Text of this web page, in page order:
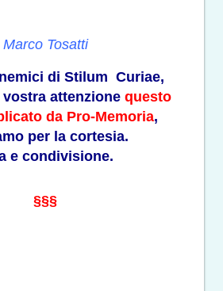
Marco Tosatti
di Stilum Curiae,
attenzione questo
da Pro-Memoria,
per la cortesia.
e condivisione.
§§§